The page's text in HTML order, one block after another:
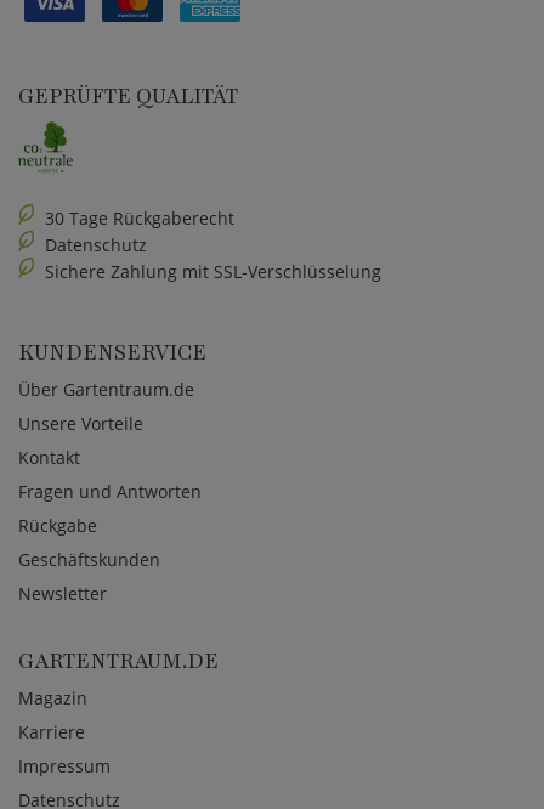
GEPRÜFTE QUALITÄT
30 Tage Rückgaberecht
Datenschutz
Sichere Zahlung mit SSL-Verschlüsselung
KUNDENSERVICE
Über Gartentraum.de
Unsere Vorteile
Kontakt
Fragen und Antworten
Rückgabe
Geschäftskunden
Newsletter
GARTENTRAUM.DE
Magazin
Karriere
Impressum
Datenschutz